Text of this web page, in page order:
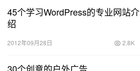
45个学习WordPress的专业网站介
绍
2012年09月28日 2.8K